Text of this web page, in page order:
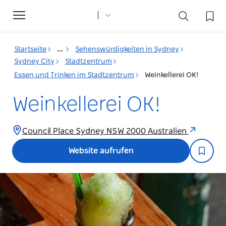
Toggle
navigation
Startseite ...
Sehenswürdigkeiten in Sydney
Sydney City
Stadtzentrum
Essen und Trinken im Stadtzentrum
Weinkellerei OK!
Weinkellerei OK!
Council Place Sydney NSW 2000 Australien
Website aufrufen